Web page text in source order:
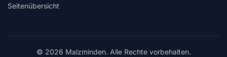
Seitenübersicht
© 2026 Malzminden. Alle Rechte vorbehalten.